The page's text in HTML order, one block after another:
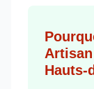
Hauts-